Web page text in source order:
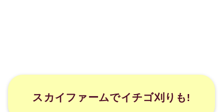
スカイファームでイチゴ刈りも!